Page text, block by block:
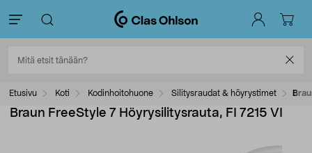
Etusivu Koti Kodinhoitohuone Silitysraudat & höyrystimet
Braun FreeStyle 7 Höyrysilitysrauta, FI 7215 VI